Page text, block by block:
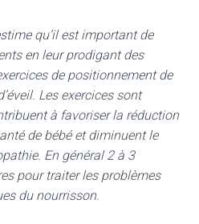
qu’il est important de
en leur prodigant des
de positionnement de
Les exercices sont
à favoriser la réduction
de bébé et diminuent le
En général 2 à 3
pour traiter les problèmes
du nourrisson.